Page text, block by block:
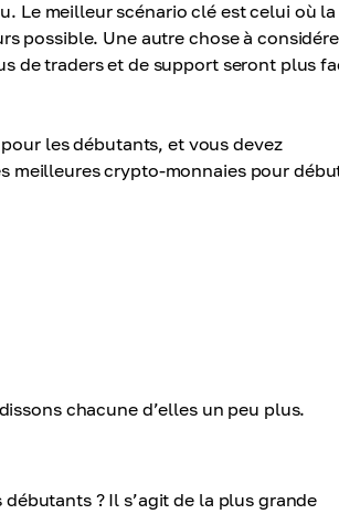
Le meilleur scénario clé est celui où la
possible. Une autre chose à
de traders et de support seront plus
les débutants, et vous devez
meilleures crypto-monnaies pour
chacune d’elles un peu plus.
? Il s’agit de la plus grande